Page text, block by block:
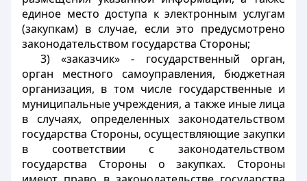
единое место доступа к электронным услугам
(закупкам) в случае, если это предусмотрено
законодательством государства Стороны;
3) «заказчик» - государственный орган,
орган местного самоуправления, бюджетная
организация, в том числе государственные и
муниципальные учреждения, а также иные лица
в случаях, определенных законодательством
государства Стороны, осуществляющие закупки
в соответствии с законодательством
государства Стороны о закупках. Стороны